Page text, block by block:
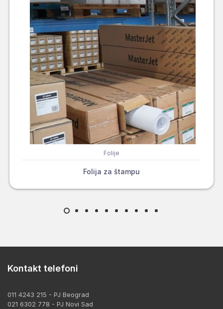
Folije
Folija za štampu
Kontakt telefoni
011 4243 215 - PJ Beograd
021 6302 778 - PJ Novi Sad